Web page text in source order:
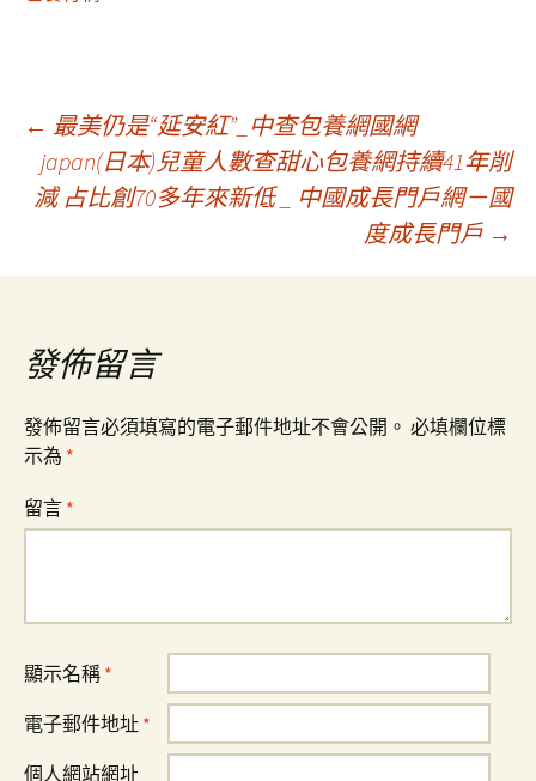
文
章
導
覽
← 最美仍是“延安紅”_中查包養網國網
japan(日本)兒童人數查甜心包養網持續41年削
減 占比創70多年來新低 _ 中國成長門戶網－國
度成長門戶 →
發佈留言
發佈留言必須填寫的電子郵件地址不會公開。 必填欄位標
示為 *
留言 *
顯示名稱 *
電子郵件地址 *
個人網站網址